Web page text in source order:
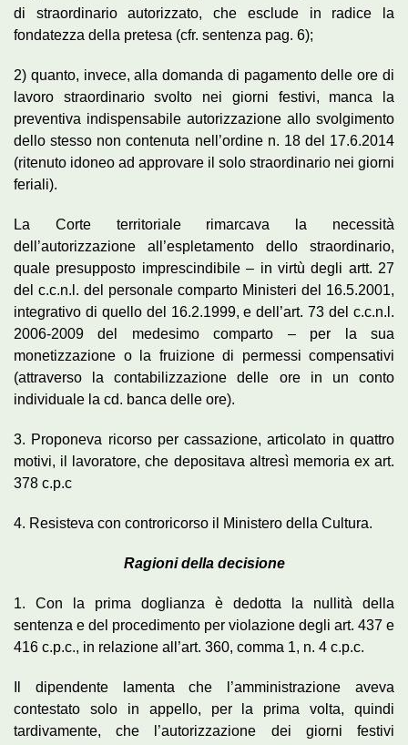
di straordinario autorizzato, che esclude in radice la
fondatezza della pretesa (cfr. sentenza pag. 6);
2) quanto, invece, alla domanda di pagamento delle ore di
lavoro straordinario svolto nei giorni festivi, manca la
preventiva indispensabile autorizzazione allo svolgimento
dello stesso non contenuta nell’ordine n. 18 del 17.6.2014
(ritenuto idoneo ad approvare il solo straordinario nei giorni
feriali).
La Corte territoriale rimarcava la necessità
dell’autorizzazione all’espletamento dello straordinario,
quale presupposto imprescindibile – in virtù degli artt. 27
del c.c.n.l. del personale comparto Ministeri del 16.5.2001,
integrativo di quello del 16.2.1999, e dell’art. 73 del c.c.n.l.
2006-2009 del medesimo comparto – per la sua
monetizzazione o la fruizione di permessi compensativi
(attraverso la contabilizzazione delle ore in un conto
individuale la cd. banca delle ore).
3. Proponeva ricorso per cassazione, articolato in quattro
motivi, il lavoratore, che depositava altresì memoria ex art.
378 c.p.c
4. Resisteva con controricorso il Ministero della Cultura.
Ragioni della decisione
1. Con la prima doglianza è dedotta la nullità della
sentenza e del procedimento per violazione degli art. 437 e
416 c.p.c., in relazione all’art. 360, comma 1, n. 4 c.p.c.
Il dipendente lamenta che l’amministrazione aveva
contestato solo in appello, per la prima volta, quindi
tardivamente, che l’autorizzazione dei giorni festivi